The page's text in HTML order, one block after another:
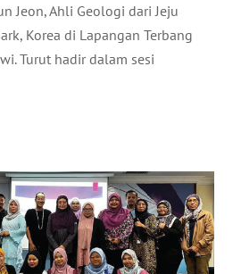
Jeon, Ahli Geologi dari Jeju
Korea di Lapangan Terbang
Turut hadir dalam sesi
KALENDER